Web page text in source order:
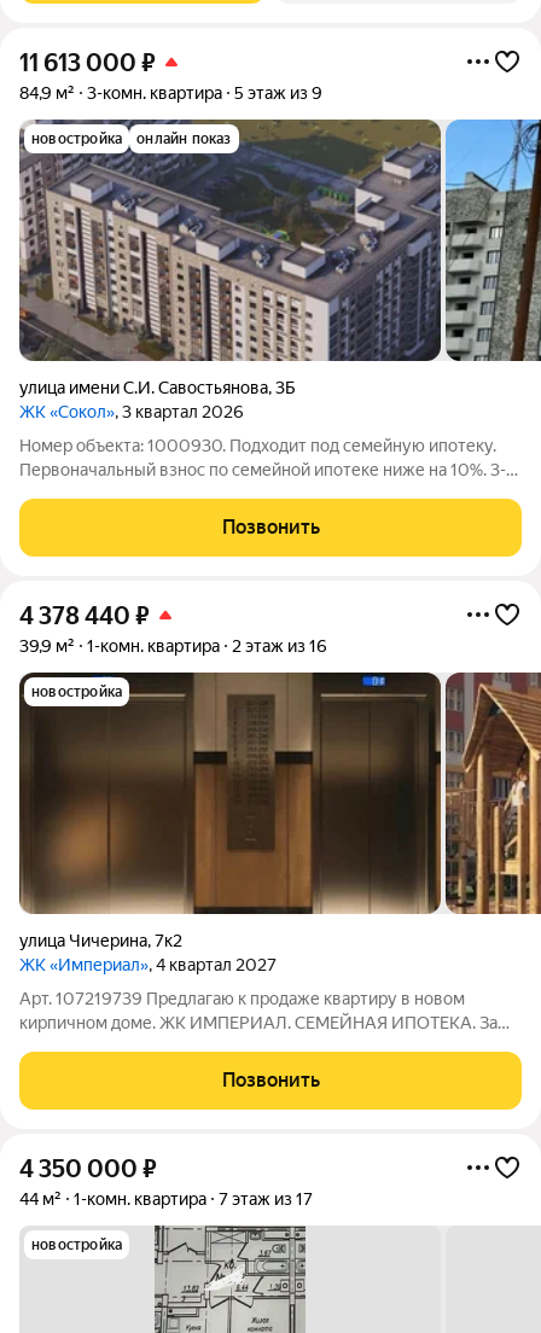
11 613 000 ₽
84,9 м² 3-комн. квартира 5 этаж из 9
новостройка онлайн показ
улица имени С.И. Савостьянова,3Б
ЖК «Сокол», 3 квартал 2026
Номер объекта: 1000930. Подходит под семейную ипотеку.
Первоначальный взнос по семейной ипотеке ниже на 10%. 3-
жилом комплексе «Сокол». - Общая площадь: 84,9 м - Жилая
площадь: 48,2 м - Кухня:
Позвонить
4 378 440 ₽
39,9 м² 1-комн. квартира 2 этаж из 16
новостройка
улица Чичерина,7к2
ЖК «Империал», 4 квартал 2027
Арт. 107219739 Предлагаю к продаже квартиру в новом
кирпичном доме. ЖК ИМПЕРИАЛ. СЕМЕЙНАЯ ИПОТЕКА. За
Находится в районе с развитой инфраструктурой 2. Имеет
разнообразие планировок,в том числе не
Позвонить
4 350 000 ₽
44 м² 1-комн. квартира 7 этаж из 17
новостройка